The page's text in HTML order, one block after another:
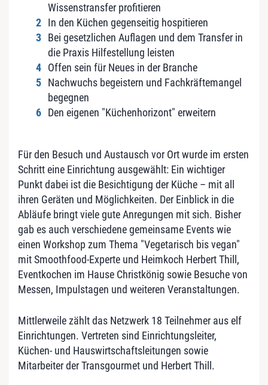
Wissenstransfer profitieren
In den Küchen gegenseitig hospitieren
Bei gesetzlichen Auflagen und dem Transfer in
die Praxis Hilfestellung leisten
Offen sein für Neues in der Branche
Nachwuchs begeistern und Fachkräftemangel
begegnen
Den eigenen "Küchenhorizont" erweitern
Für den Besuch und Austausch vor Ort wurde im ersten
Schritt eine Einrichtung ausgewählt: Ein wichtiger
Punkt dabei ist die Besichtigung der Küche – mit all
ihren Geräten und Möglichkeiten. Der Einblick in die
Abläufe bringt viele gute Anregungen mit sich. Bisher
gab es auch verschiedene gemeinsame Events wie
einen Workshop zum Thema "Vegetarisch bis vegan"
mit Smoothfood-Experte und Heimkoch Herbert Thill,
Eventkochen im Hause Christkönig sowie Besuche von
Messen, Impulstagen und weiteren Veranstaltungen.
Mittlerweile zählt das Netzwerk 18 Teilnehmer aus elf
Einrichtungen. Vertreten sind Einrichtungsleiter,
Küchen- und Hauswirtschaftsleitungen sowie
Mitarbeiter der Transgourmet und Herbert Thill.